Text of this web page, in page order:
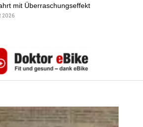
mit Überraschungseffekt
2026